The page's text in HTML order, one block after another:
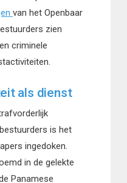
van het Openbaar
zien
criminele
als dienst
is het
ingedoken.
in de gelekte
Panamese